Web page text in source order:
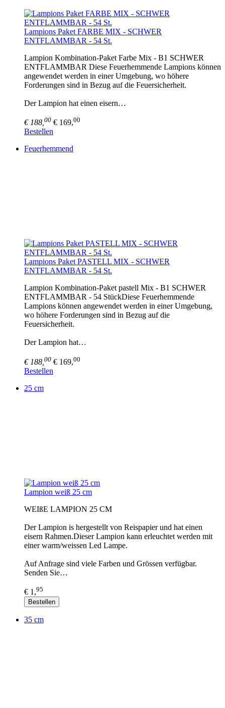
Lampions Paket FARBE MIX - SCHWER
ENTFLAMMBAR - 54 St.
Lampion Kombination-Paket Farbe Mix - B1 SCHWER
ENTFLAMMBAR Diese Feuerhemmende Lampions können
angewendet werden in einer Umgebung, wo höhere
Forderungen sind in Bezug auf die Feuersicherheit.
Der Lampion hat einen eisern…
€ 188, 00 € 169,00
Bestellen
Feuerhemmend
Lampions Paket PASTELL MIX - SCHWER
ENTFLAMMBAR - 54 St.
Lampion Kombination-Paket pastell Mix - B1 SCHWER
ENTFLAMMBAR - 54 StückDiese Feuerhemmende
Lampions können angewendet werden in einer Umgebung,
wo höhere Forderungen sind in Bezug auf die
Feuersicherheit.
Der Lampion hat…
€ 188, 00 € 169,00
Bestellen
25 cm
Lampion weiß 25 cm
WEIßE LAMPION 25 CM
Der Lampion is hergestellt von Reispapier und hat einen
eisern Rahmen.Dieser Lampion kann erleuchtet werden mit
einer warm/weissen Led Lampe.
Auf Anfrage sind viele Farben und Grössen verfügbar.
Senden Sie…
€ 1,95
Bestellen
35 cm